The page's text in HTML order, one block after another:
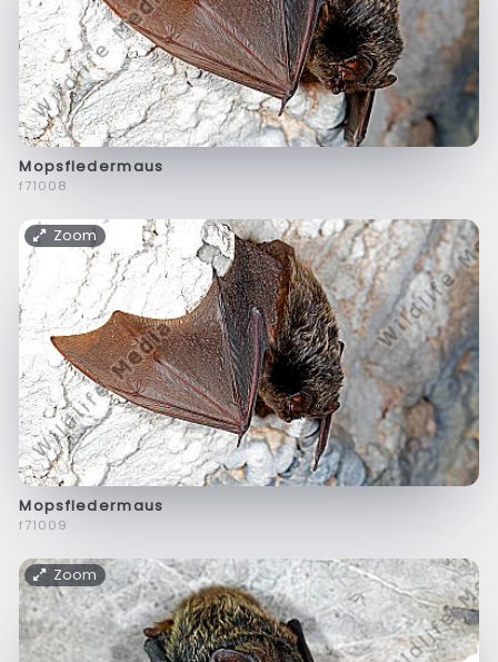
Mopsfledermaus
f71008
Zoom
Mopsfledermaus
f71009
Zoom